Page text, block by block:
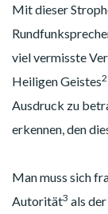
Mit dieser
viel vermisste
Heiligen Geistes2
Ausdruck zu
erkennen, den
Man muss sich
Autorität3 als